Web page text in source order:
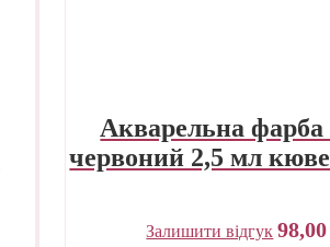
Акварельна
червоний 2,5 мл
Залишити відгук